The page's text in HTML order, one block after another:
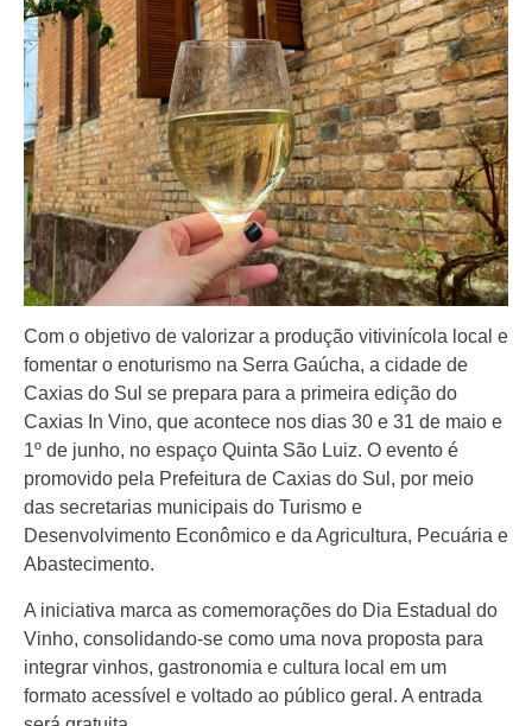
Com o objetivo de valorizar a produção vitivinícola local e
fomentar o enoturismo na Serra Gaúcha, a cidade de
Caxias do Sul se prepara para a primeira edição do
Caxias In Vino, que acontece nos dias 30 e 31 de maio e
1º de junho, no espaço Quinta São Luiz. O evento é
promovido pela Prefeitura de Caxias do Sul, por meio
das secretarias municipais do Turismo e
Desenvolvimento Econômico e da Agricultura, Pecuária e
Abastecimento.
A iniciativa marca as comemorações do Dia Estadual do
Vinho, consolidando-se como uma nova proposta para
integrar vinhos, gastronomia e cultura local em um
formato acessível e voltado ao público geral. A entrada